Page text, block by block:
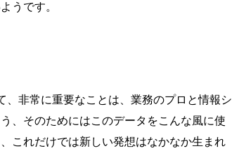
うです。
、非常に重要なことは、業務のプロと情報シ
、そのためにはこのデータをこんな風に使
これだけでは新しい発想はなかなか生まれ